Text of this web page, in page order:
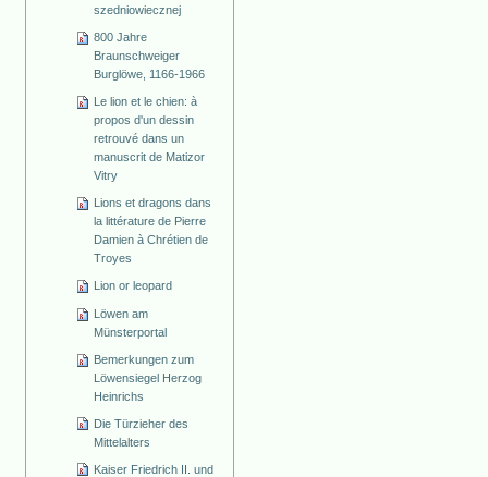
szedniowiecznej
800 Jahre
Braunschweiger
Burglöwe, 1166-1966
Le lion et le chien: à
propos d'un dessin
retrouvé dans un
manuscrit de Matizor
Vitry
Lions et dragons dans
la littérature de Pierre
Damien à Chrétien de
Troyes
Lion or leopard
Löwen am
Münsterportal
Bemerkungen zum
Löwensiegel Herzog
Heinrichs
Die Türzieher des
Mittelalters
Kaiser Friedrich II. und